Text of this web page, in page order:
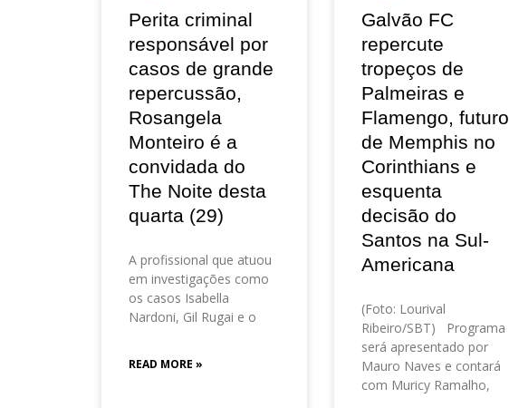
Perita criminal
responsável por
casos de grande
repercussão,
Rosangela
Monteiro é a
convidada do
The Noite desta
quarta (29)
A profissional que atuou
em investigações como
os casos Isabella
Nardoni, Gil Rugai e o
READ MORE »
Galvão FC
repercute
tropeços de
Palmeiras e
Flamengo, futuro
de Memphis no
Corinthians e
esquenta
decisão do
Santos na Sul-
Americana
(Foto: Lourival
Ribeiro/SBT) Programa
será apresentado por
Mauro Naves e contará
com Muricy Ramalho,